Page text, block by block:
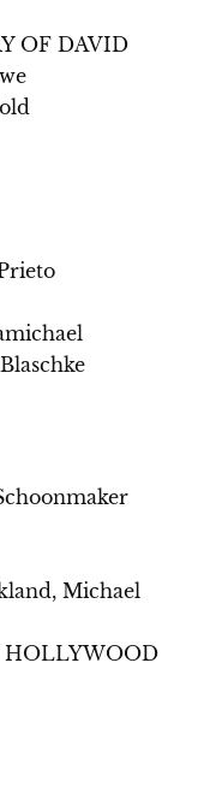
OF DAVID
Michael
HOLLYWOOD